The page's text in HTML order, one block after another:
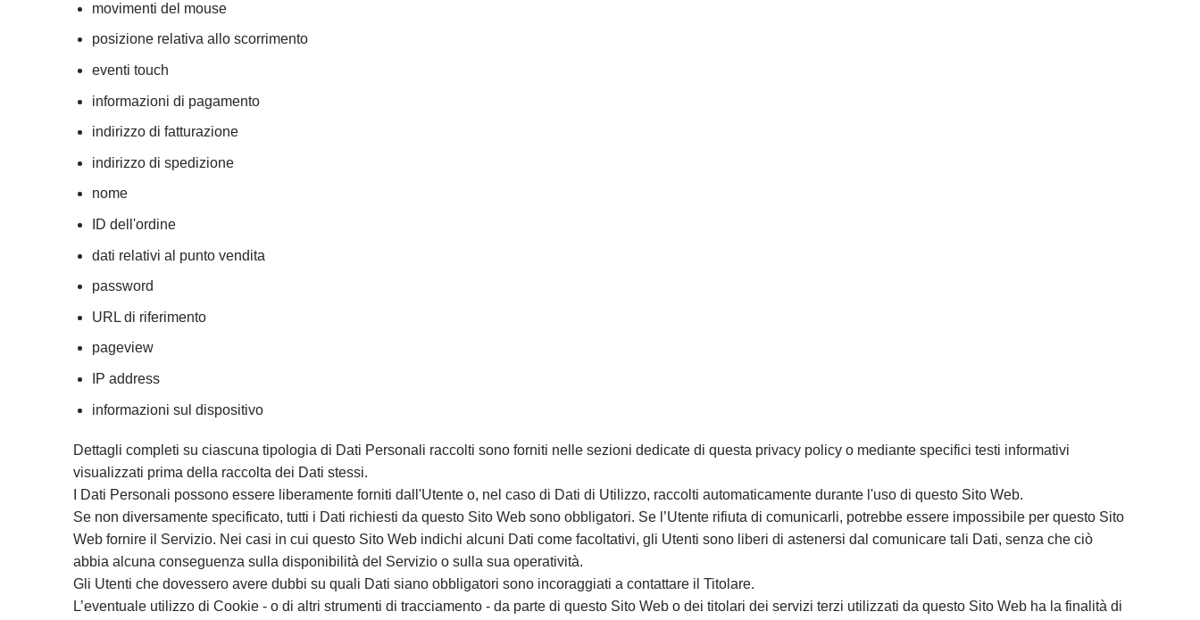
movimenti del mouse
posizione relativa allo scorrimento
eventi touch
informazioni di pagamento
indirizzo di fatturazione
indirizzo di spedizione
nome
ID dell'ordine
dati relativi al punto vendita
password
URL di riferimento
pageview
IP address
informazioni sul dispositivo
Dettagli completi su ciascuna tipologia di Dati Personali raccolti sono forniti nelle sezioni dedicate di questa privacy policy o mediante specifici testi informativi
visualizzati prima della raccolta dei Dati stessi.
I Dati Personali possono essere liberamente forniti dall'Utente o, nel caso di Dati di Utilizzo, raccolti automaticamente durante l'uso di questo Sito Web.
Se non diversamente specificato, tutti i Dati richiesti da questo Sito Web sono obbligatori. Se l’Utente rifiuta di comunicarli, potrebbe essere impossibile per questo Sito
Web fornire il Servizio. Nei casi in cui questo Sito Web indichi alcuni Dati come facoltativi, gli Utenti sono liberi di astenersi dal comunicare tali Dati, senza che ciò
abbia alcuna conseguenza sulla disponibilità del Servizio o sulla sua operatività.
Gli Utenti che dovessero avere dubbi su quali Dati siano obbligatori sono incoraggiati a contattare il Titolare.
L’eventuale utilizzo di Cookie - o di altri strumenti di tracciamento - da parte di questo Sito Web o dei titolari dei servizi terzi utilizzati da questo Sito Web ha la finalità di